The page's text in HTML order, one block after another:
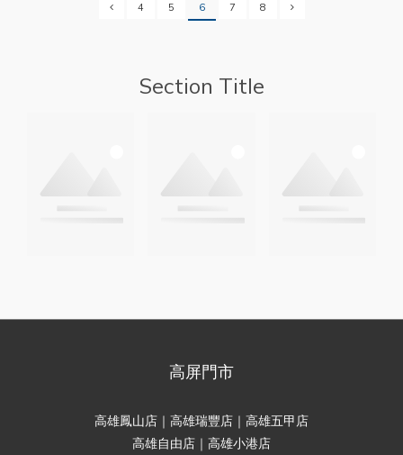
4 5 6 7 8
Section Title
高屏門市
高雄鳳山店｜高雄瑞豐店｜高雄五甲店
高雄自由店｜高雄小港店